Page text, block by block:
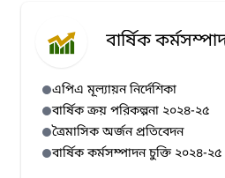
বার্ষিক
এপিএ মূল্যায়ন নির্দেশিকা
বার্ষিক ক্রয় পরিকল্পনা ২০২৪-২৫
ত্রৈমাসিক অর্জন প্রতিবেদন
বার্ষিক কর্মসম্পাদন চুক্তি ২০২৪-২৫